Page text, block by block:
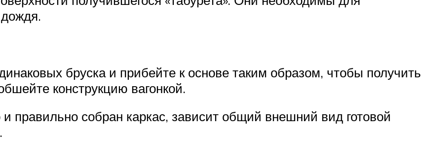
бруска и прибейте к основе таким образом, чтобы получить
конструкцию вагонкой.
и правильно собран каркас, зависит общий внешний вид готовой